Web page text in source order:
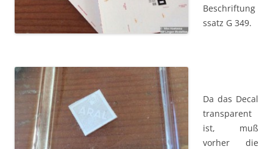
Beschriftung
ssatz G 349.
Da das Decal
transparent
ist, muß
vorher die